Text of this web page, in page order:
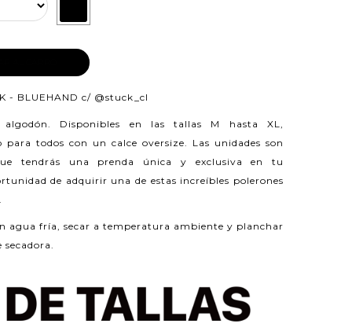
- BLUEHAND c/ @stuck_cl
algodón. Disponibles en las tallas M hasta XL,
todos con un calce oversize. Las unidades son
tendrás una prenda única y exclusiva en tu
de adquirir una de estas increíbles polerones
agua fría, secar a temperatura ambiente y planchar